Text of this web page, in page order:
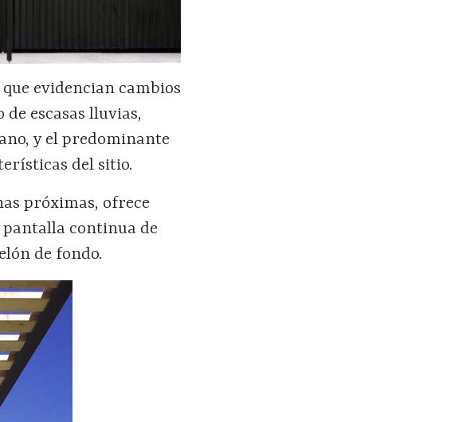
evidencian cambios
escasas lluvias,
y el predominante
del sitio.
próximas, ofrece
pantalla continua de
de fondo.